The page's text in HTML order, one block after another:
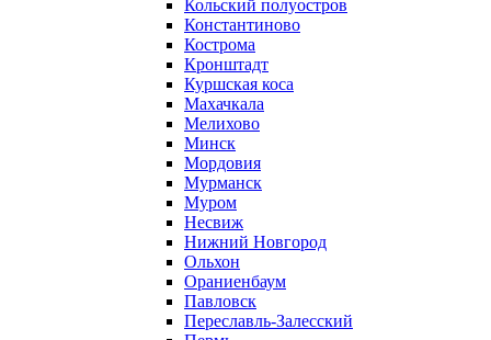
Кольский полуостров
Константиново
Кострома
Кронштадт
Куршская коса
Махачкала
Мелихово
Минск
Мордовия
Мурманск
Муром
Несвиж
Нижний Новгород
Ольхон
Ораниенбаум
Павловск
Переславль-Залесский